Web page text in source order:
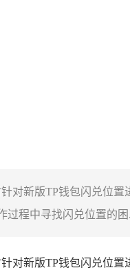
对新版TP钱包闪兑位置
过程中寻找闪兑位置的困
对新版TP钱包闪兑位置